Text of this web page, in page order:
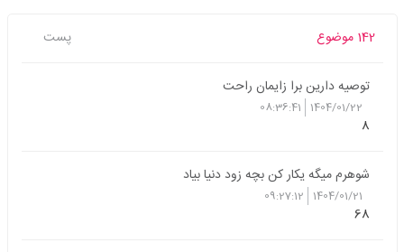
142 موضوع پست
توصیه دارین برا زایمان راحت
1404/01/22
08:36:41
8
شوهرم میگه یکار کن بچه زود دنیا بیاد
1404/01/21
09:27:12
68